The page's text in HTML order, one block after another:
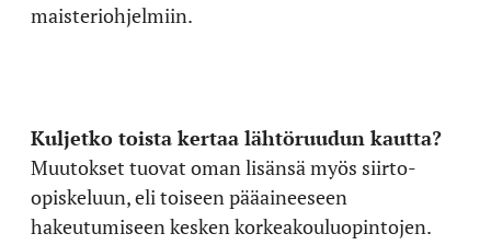
maisteriohjelmiin.
Kuljetko toista kertaa lähtöruudun kautta?
Muutokset tuovat oman lisänsä myös siirto-
opiskeluun, eli toiseen pääaineeseen
hakeutumiseen kesken korkeakouluopintojen.